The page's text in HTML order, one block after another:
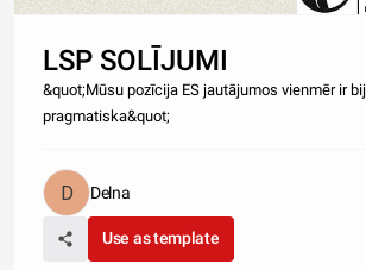
LSP SOLĪJUMI
&quot;Mūsu pozīcija ES jautājumos vienmēr ir
pragmatiska&quot;
Delna
Use as template